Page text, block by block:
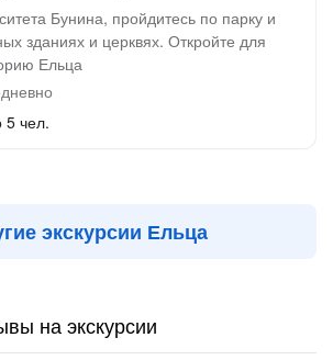
Бунина, пройдитесь по парку и
зданиях и церквях. Откройте для
Ельца
5 чел.
экскурсии Ельца
на экскурсии